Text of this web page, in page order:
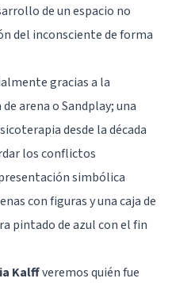
de un espacio no
del inconsciente de forma
gracias a la
arena o Sandplay; una
desde la década
los conflictos
simbólica
con figuras y una caja de
pintado de azul con el fin
Kalffveremos quién fue